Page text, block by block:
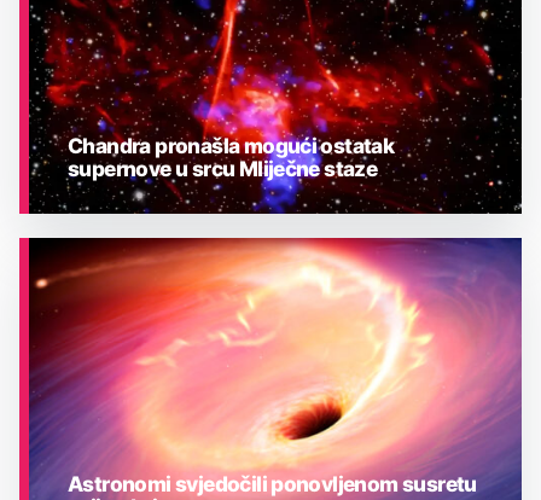
ASTRONOMIJA
Chandra pronašla mogući ostatak
supernove u srcu Mliječne staze
Astronomi svjedočili ponovljenom susretu